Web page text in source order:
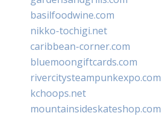
basilfoodwine.com
nikko-tochigi.net
caribbean-corner.com
bluemoongiftcards.com
rivercitysteampunkexpo.com
kchoops.net
mountainsideskateshop.com